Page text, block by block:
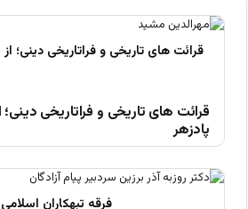
قرائت های تاریخی و فراتاریخی
پادزهر